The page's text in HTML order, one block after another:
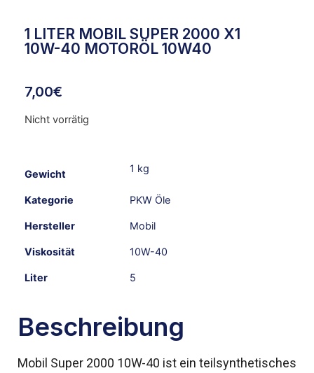
1 LITER MOBIL SUPER 2000 X1
10W-40 MOTORÖL 10W40
7,00€
Nicht vorrätig
Gewicht 1 kg
Kategorie PKW Öle
Hersteller Mobil
Viskosität 10W-40
Liter 5
Beschreibung
Mobil Super 2000 10W-40 ist ein teilsynthetisches